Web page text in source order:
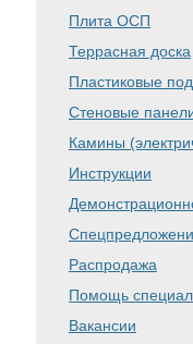
Плита ОСП
Террасная доска
Пластиковые
Стеновые
Камины
Инструкции
Распродажа
Помощь
Вакансии